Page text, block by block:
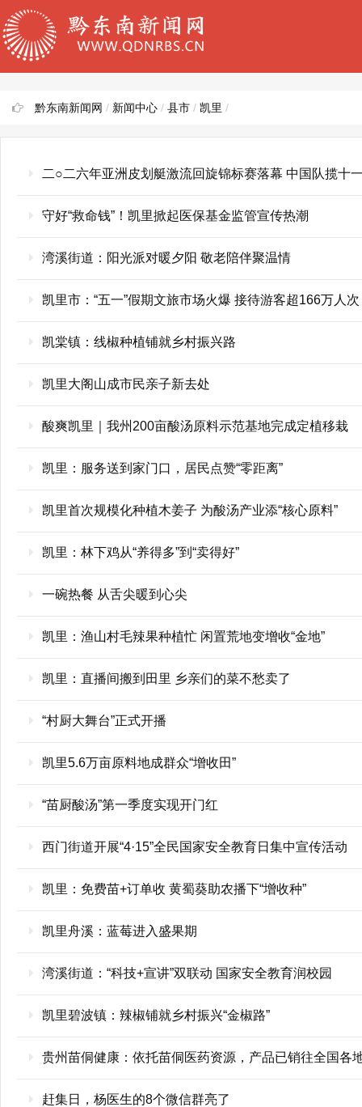
黔东南新闻网 / 新闻中心 / 县市 / 凯里 /
二○二六年亚洲皮划艇激流回旋锦标赛落幕 中国队揽十
守好“救命钱”！凯里掀起医保基金监管宣传热潮
湾溪街道：阳光派对暖夕阳 敬老陪伴聚温情
凯里市：“五一”假期文旅市场火爆 接待游客超166万人次
凯棠镇：线椒种植铺就乡村振兴路
凯里大阁山成市民亲子新去处
酸爽凯里｜我州200亩酸汤原料示范基地完成定植移栽
凯里：服务送到家门口，居民点赞“零距离”
凯里首次规模化种植木姜子 为酸汤产业添“核心原料”
凯里：林下鸡从“养得多”到“卖得好”
一碗热餐 从舌尖暖到心尖
凯里：渔山村毛辣果种植忙 闲置荒地变增收“金地”
凯里：直播间搬到田里 乡亲们的菜不愁卖了
“村厨大舞台”正式开播
凯里5.6万亩原料地成群众“增收田”
“苗厨酸汤”第一季度实现开门红
西门街道开展“4·15”全民国家安全教育日集中宣传活动
凯里：免费苗+订单收 黄蜀葵助农播下“增收种”
凯里舟溪：蓝莓进入盛果期
湾溪街道：“科技+宣讲”双联动 国家安全教育润校园
凯里碧波镇：辣椒铺就乡村振兴“金椒路”
贵州苗侗健康：依托苗侗医药资源，产品已销往全国各
赶集日，杨医生的8个微信群亮了